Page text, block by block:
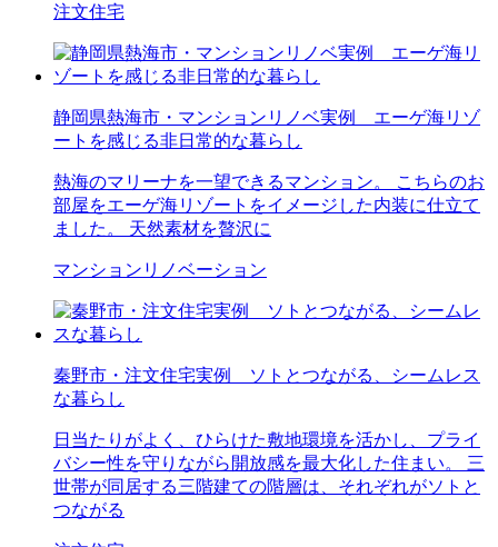
注文住宅
静岡県熱海市・マンションリノベ実例 エーゲ海リゾ
ートを感じる非日常的な暮らし
熱海のマリーナを一望できるマンション。 こちらのお
部屋をエーゲ海リゾートをイメージした内装に仕立て
ました。 天然素材を贅沢に
マンションリノベーション
秦野市・注文住宅実例 ソトとつながる、シームレス
な暮らし
日当たりがよく、ひらけた敷地環境を活かし、プライ
バシー性を守りながら開放感を最大化した住まい。 三
世帯が同居する三階建ての階層は、それぞれがソトと
つながる